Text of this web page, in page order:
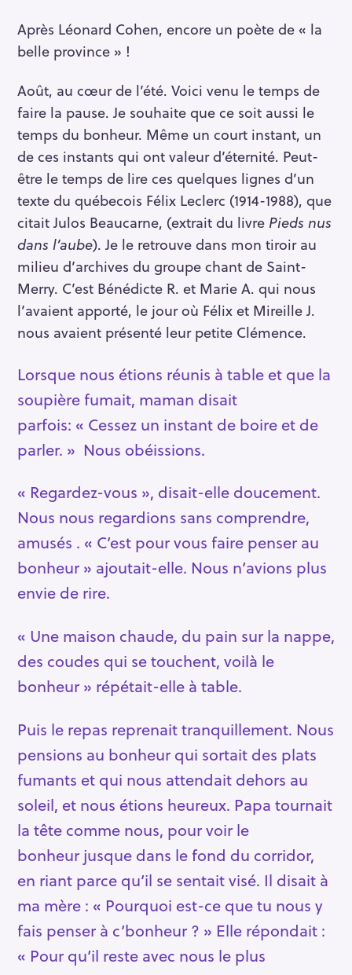
Après Léonard Cohen, encore un poète de « la
belle province » !
Août, au cœur de l’été. Voici venu le temps de
faire la pause. Je souhaite que ce soit aussi le
temps du bonheur. Même un court instant, un
de ces instants qui ont valeur d’éternité. Peut-
être le temps de lire ces quelques lignes d’un
texte du québecois Félix Leclerc (1914-1988), que
citait Julos Beaucarne, (extrait du livre Pieds nus
dans l’aube). Je le retrouve dans mon tiroir au
milieu d’archives du groupe chant de Saint-
Merry. C’est Bénédicte R. et Marie A. qui nous
l’avaient apporté, le jour où Félix et Mireille J.
nous avaient présenté leur petite Clémence.
Lorsque nous étions réunis à table et que la
soupière fumait, maman disait
parfois: « Cessez un instant de boire et de
parler. » Nous obéissions.
« Regardez-vous », disait-elle doucement.
Nous nous regardions sans comprendre,
amusés . « C’est pour vous faire penser au
bonheur » ajoutait-elle. Nous n’avions plus
envie de rire.
« Une maison chaude, du pain sur la nappe,
des coudes qui se touchent, voilà le
bonheur » répétait-elle à table.
Puis le repas reprenait tranquillement. Nous
pensions au bonheur qui sortait des plats
fumants et qui nous attendait dehors au
soleil, et nous étions heureux. Papa tournait
la tête comme nous, pour voir le
bonheur jusque dans le fond du corridor,
en riant parce qu’il se sentait visé. Il disait à
ma mère : « Pourquoi est-ce que tu nous y
fais penser à c’bonheur ? » Elle répondait :
« Pour qu’il reste avec nous le plus